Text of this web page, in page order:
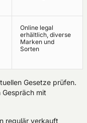
Online legal
erhältlich, diverse
Marken und
Sorten
Gesetze prüfen.
Gespräch mit
regulär verkauft